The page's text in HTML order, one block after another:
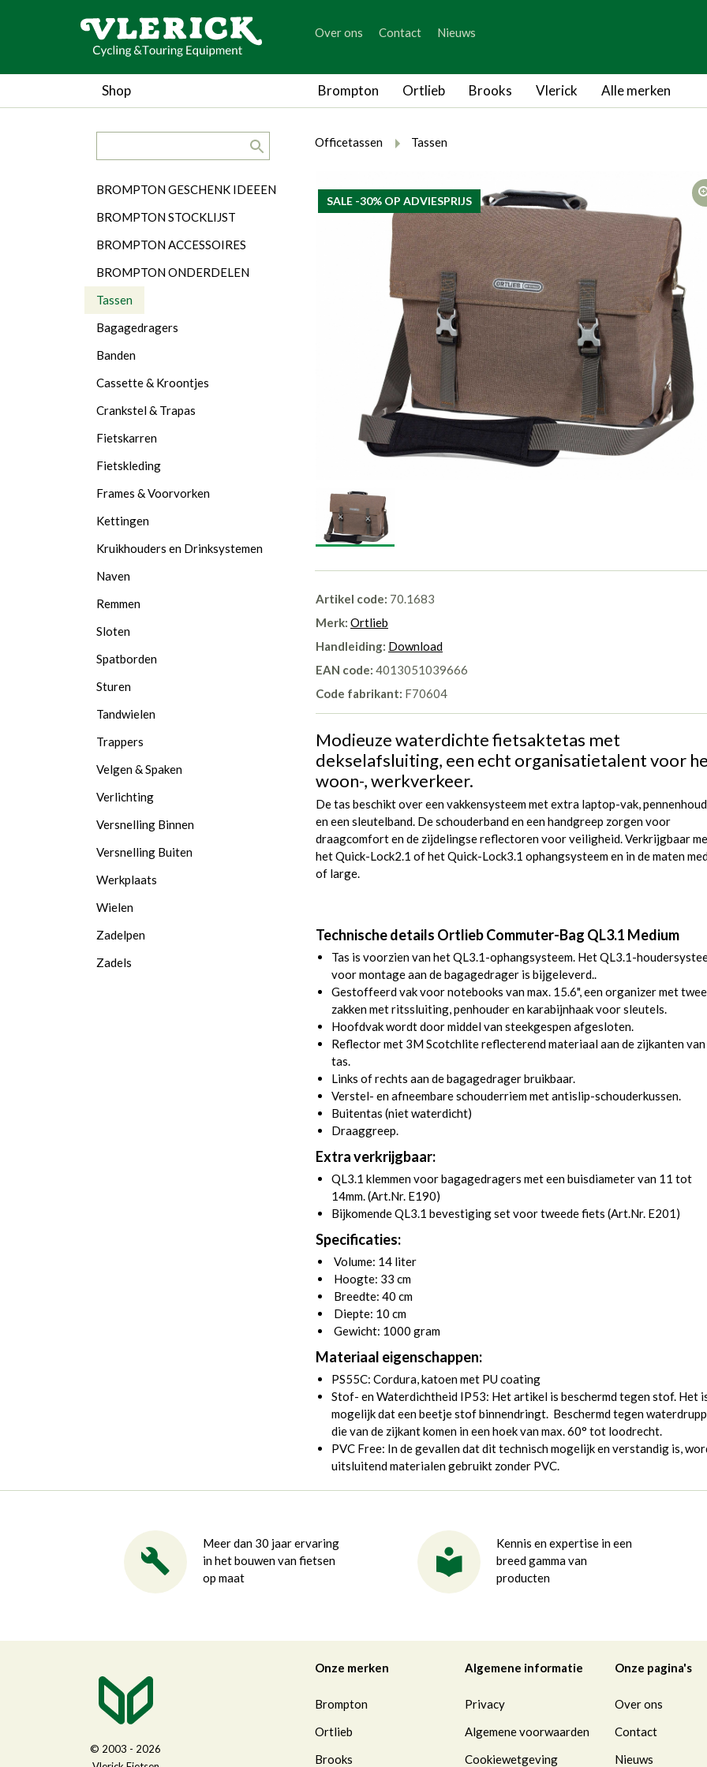
generic_skip_language
Over ons Contact Nieuws
Shop Brompton Ortlieb Brooks Vlerick Alle merken
breadcrumb.here
breadcrumb.from
Officetassen breadcrumb.to
Tassen
SALE -30% OP ADVIESPRIJS
Artikel code: 70.1683
Merk: Ortlieb
Handleiding: Download
EAN code: 4013051039666
Code fabrikant: F70604
Modieuze waterdichte fietsaktetas met
dekselafsluiting, een echt organisatietalent voor
woon-, werkverkeer.
De tas beschikt over een vakkensysteem met extra laptop-vak,
en een sleutelband. De schouderband en een handgreep zorgen voor
draagcomfort en de zijdelingse reflectoren voor veiligheid. Verkrijgbaar
het Quick-Lock2.1 of het Quick-Lock3.1 ophangsysteem en in de maten
of large.
Technische details Ortlieb Commuter-Bag QL3.1 Medium
Tas is voorzien van het QL3.1-ophangsysteem. Het QL3.1-
voor montage aan de bagagedrager is bijgeleverd..
Gestoffeerd vak voor notebooks van max. 15.6", een organizer met twee
zakken met ritssluiting, penhouder en karabijnhaak voor sleutels.
Hoofdvak wordt door middel van steekgespen afgesloten.
Reflector met 3M Scotchlite reflecterend materiaal aan de zijkanten van
tas.
Links of rechts aan de bagagedrager bruikbaar.
Verstel- en afneembare schouderriem met antislip-schouderkussen.
Buitentas (niet waterdicht)
Draaggreep.
Extra verkrijgbaar:
QL3.1 klemmen voor bagagedragers met een buisdiameter van 11 tot
14mm. (Art.Nr. E190)
Bijkomende QL3.1 bevestiging set voor tweede fiets (Art.Nr. E201)
Specificaties:
Volume: 14 liter
Hoogte: 33 cm
Breedte: 40 cm
Diepte: 10 cm
Gewicht: 1000 gram
Materiaal eigenschappen:
PS55C: Cordura, katoen met PU coating
Stof- en Waterdichtheid IP53: Het artikel is beschermd tegen stof. Het
mogelijk dat een beetje stof binnendringt. Beschermd tegen
die van de zijkant komen in een hoek van max. 60° tot loodrecht.
PVC Free: In de gevallen dat dit technisch mogelijk en verstandig is,
uitsluitend materialen gebruikt zonder PVC.
Categorieën
BROMPTON GESCHENK IDEEEN
BROMPTON STOCKLIJST
BROMPTON ACCESSOIRES
BROMPTON ONDERDELEN
Tassen
Bagagedragers
Banden
Cassette & Kroontjes
Crankstel & Trapas
Fietskarren
Fietskleding
Frames & Voorvorken
Kettingen
Kruikhouders en Drinksystemen
Naven
Remmen
Sloten
Spatborden
Sturen
Tandwielen
Trappers
Velgen & Spaken
Verlichting
Versnelling Binnen
Versnelling Buiten
Werkplaats
Wielen
Zadelpen
Zadels
Meer dan 30 jaar ervaring
in het bouwen van fietsen
op maat
Kennis en expertise in een
breed gamma van
producten
© 2003 - 2026
Onze merken
Brompton
Ortlieb
Brooks
Algemene informatie
Privacy
Algemene voorwaarden
Cookiewetgeving
Onze pagina's
Over ons
Contact
Nieuws